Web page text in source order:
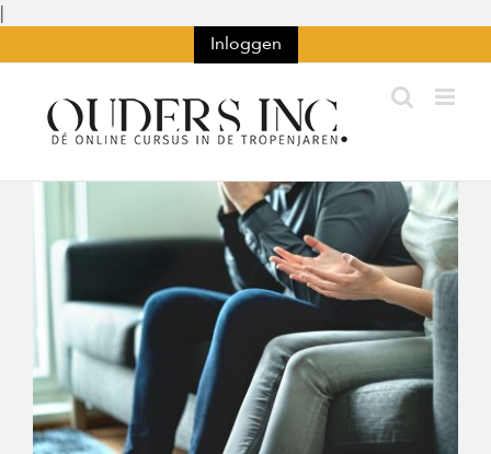
|
inhoud
Inloggen
afbeelding